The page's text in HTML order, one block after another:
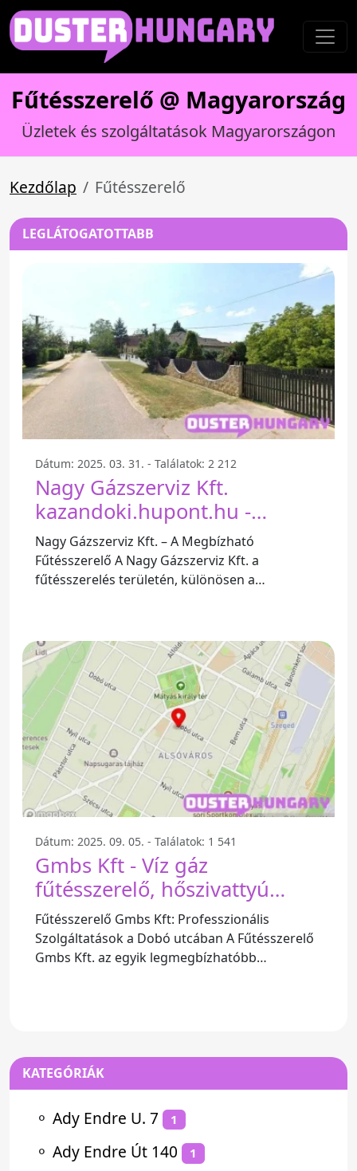
Fűtésszerelő @ Magyarország
Üzletek és szolgáltatások Magyarországon
Kezdőlap Fűtésszerelő
LEGLÁTOGATOTTABB
Dátum: 2025. 03. 31. - Találatok: 2 212
Nagy Gázszerviz Kft.
kazandoki.hupont.hu -
Gárdony
Nagy Gázszerviz Kft. – A Megbízható
Fűtésszerelő A Nagy Gázszerviz Kft. a
fűtésszerelés területén, különösen a
Dátum: 2025. 09. 05. - Találatok: 1 541
Gmbs Kft - Víz gáz
fűtésszerelő, hőszivattyú
telepítés, gázszerelő,
kazánszerelő - Dobó U. 36
Fűtésszerelő Gmbs Kft: Professzionális
Szolgáltatások a Dobó utcában A Fűtésszerelő
Gmbs Kft. az egyik legmegbízhatóbb
KATEGÓRIÁK
⚬ Ady Endre U. 7 1
⚬ Ady Endre Út 140 1